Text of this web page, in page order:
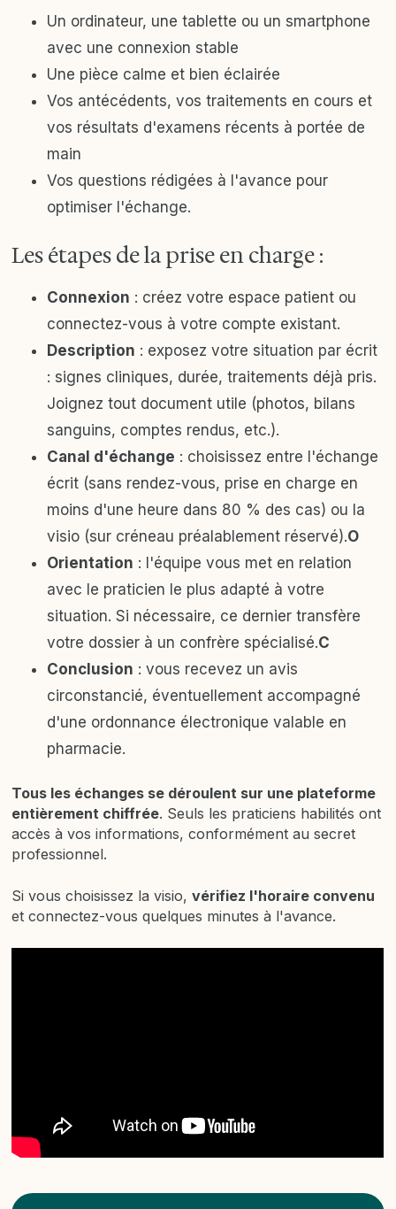
Un ordinateur, une tablette ou un smartphone
avec une connexion stable
Une pièce calme et bien éclairée
Vos antécédents, vos traitements en cours et
vos résultats d'examens récents à portée de
main
Vos questions rédigées à l'avance pour
optimiser l'échange.
Les étapes de la prise en charge :
Connexion : créez votre espace patient ou
connectez-vous à votre compte existant.
Description : exposez votre situation par écrit
: signes cliniques, durée, traitements déjà pris.
Joignez tout document utile (photos, bilans
sanguins, comptes rendus, etc.).
Canal d'échange : choisissez entre l'échange
écrit (sans rendez-vous, prise en charge en
moins d'une heure dans 80 % des cas) ou la
visio (sur créneau préalablement réservé).O
Orientation : l'équipe vous met en relation
avec le praticien le plus adapté à votre
situation. Si nécessaire, ce dernier transfère
votre dossier à un confrère spécialisé.C
Conclusion : vous recevez un avis
circonstancié, éventuellement accompagné
d'une ordonnance électronique valable en
pharmacie.
Tous les échanges se déroulent sur une plateforme
entièrement chiffrée. Seuls les praticiens habilités ont
accès à vos informations, conformément au secret
professionnel.
Si vous choisissez la visio,vérifiez l'horaire convenu
et connectez-vous quelques minutes à l'avance.